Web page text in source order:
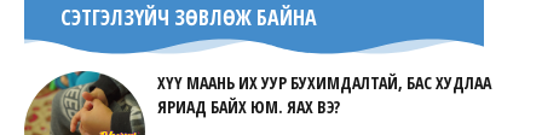
СЭТГЭЛЗҮЙЧ ЗӨВЛӨЖ БАЙНА
ХҮҮ МААНЬ ИХ УУР БУХИМДАЛТАЙ, БАС ХУДЛАА
ЯРИАД БАЙХ ЮМ. ЯАХ ВЭ?